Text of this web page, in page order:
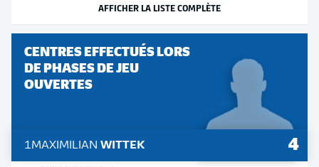
AFFICHER LA LISTE COMPLÈTE
CENTRES EFFECTUÉS LORS
DE PHASES DE JEU
OUVERTES
1MAXIMILIAN WITTEK 4